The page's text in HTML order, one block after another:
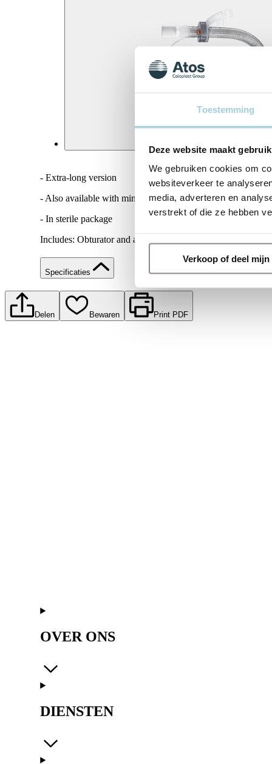
Toestemming
Deze website maakt
We gebruiken cookies om
websiteverkeer te
media, adverteren en
verstrekt of die ze hebben
Verkoop of deel
- Extra-long version
- Also available with minimally traumatic insertion system
- In sterile package
Includes: Obturator and adjustable neck strap and product
Specificaties
Delen Bewaren Print PDF
OVER ONS
DIENSTEN